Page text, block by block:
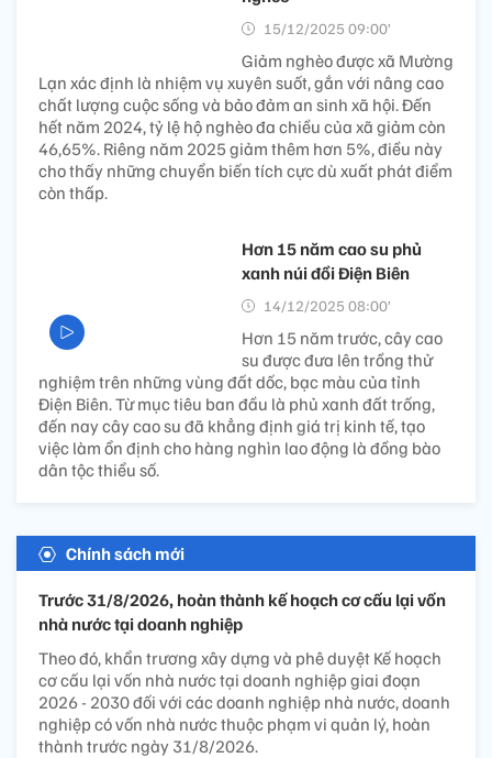
15/12/2025 09:00’
Giảm nghèo được xã Mường
Lạn xác định là nhiệm vụ xuyên suốt, gắn với nâng cao
chất lượng cuộc sống và bảo đảm an sinh xã hội. Đến
hết năm 2024, tỷ lệ hộ nghèo đa chiều của xã giảm còn
46,65%. Riêng năm 2025 giảm thêm hơn 5%, điều này
cho thấy những chuyển biến tích cực dù xuất phát điểm
còn thấp.
Hơn 15 năm cao su phủ
xanh núi đồi Điện Biên
14/12/2025 08:00’
Hơn 15 năm trước, cây cao
su được đưa lên trồng thử
nghiệm trên những vùng đất dốc, bạc màu của tỉnh
Điện Biên. Từ mục tiêu ban đầu là phủ xanh đất trống,
đến nay cây cao su đã khẳng định giá trị kinh tế, tạo
việc làm ổn định cho hàng nghìn lao động là đồng bào
dân tộc thiểu số.
Chính sách mới
Trước 31/8/2026, hoàn thành kế hoạch cơ cấu lại vốn
nhà nước tại doanh nghiệp
Theo đó, khẩn trương xây dựng và phê duyệt Kế hoạch
cơ cấu lại vốn nhà nước tại doanh nghiệp giai đoạn
2026 - 2030 đối với các doanh nghiệp nhà nước, doanh
nghiệp có vốn nhà nước thuộc phạm vi quản lý, hoàn
thành trước ngày 31/8/2026.